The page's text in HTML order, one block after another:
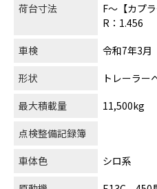
荷台寸法
F～【カプ
R：1.456
車検
令和7年3月
形状
トレーラー
最大積載量
11,500kg
点検整備記録簿
車体色
シロ系